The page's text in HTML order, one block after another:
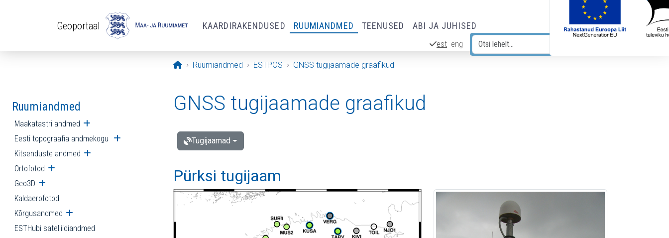
Geoportaal KAARDIRAKENDUSED RUUMIANDMED TEENUSED ABI JA JUHISED
est eng
Avaleht
Ruumiandmed ESTPOS GNSS tugijaamade graafikud
Ruumiandmed
Maakatastri andmed Ava alammenüü
Eesti topograafia andmekogu Ava alammenüü
Kitsenduste andmed Ava alammenüü
Ortofotod Ava alammenüü
Geo3D Ava alammenüü
Kaldaerofotod
Kõrgusandmed Ava alammenüü
ESTHubi satelliidiandmed
GNSS tugijaamade graafikud
Tugijaamad
Pürksi tugijaam